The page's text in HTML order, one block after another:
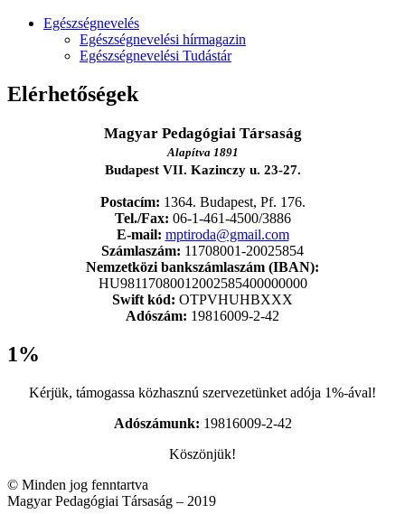
Egészségnevelés
Egészségnevelési hírmagazin
Egészségnevelési Tudástár
Elérhetőségek
Magyar Pedagógiai Társaság
Alapítva 1891
Budapest VII. Kazinczy u. 23-27.
Postacím: 1364. Budapest, Pf. 176.
Tel./Fax: 06-1-461-4500/3886
E-mail: mptiroda@gmail.com
Számlaszám: 11708001-20025854
Nemzetközi bankszámlaszám (IBAN):
HU98117080012002585400000000
Swift kód: OTPVHUHBXXX
Adószám: 19816009-2-42
1%
Kérjük, támogassa közhasznú szervezetünket adója 1%-ával!
Adószámunk: 19816009-2-42
Köszönjük!
© Minden jog fenntartva
Magyar Pedagógiai Társaság – 2019